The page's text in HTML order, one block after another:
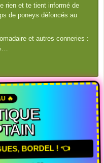
rien et te tient informé de
de poneys défoncés au
et autres conneries :
🔥
BORDEL ! 👈